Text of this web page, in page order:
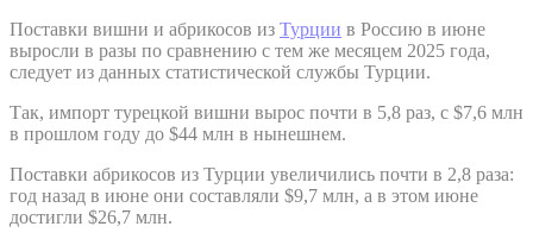
Поставки вишни и абрикосов из Турции в Россию в июне
выросли в разы по сравнению с тем же месяцем 2025 года,
следует из данных статистической службы Турции.
Так, импорт турецкой вишни вырос почти в 5,8 раз, с $7,6 млн
в прошлом году до $44 млн в нынешнем.
Поставки абрикосов из Турции увеличились почти в 2,8 раза:
год назад в июне они составляли $9,7 млн, а в этом июне
достигли $26,7 млн.